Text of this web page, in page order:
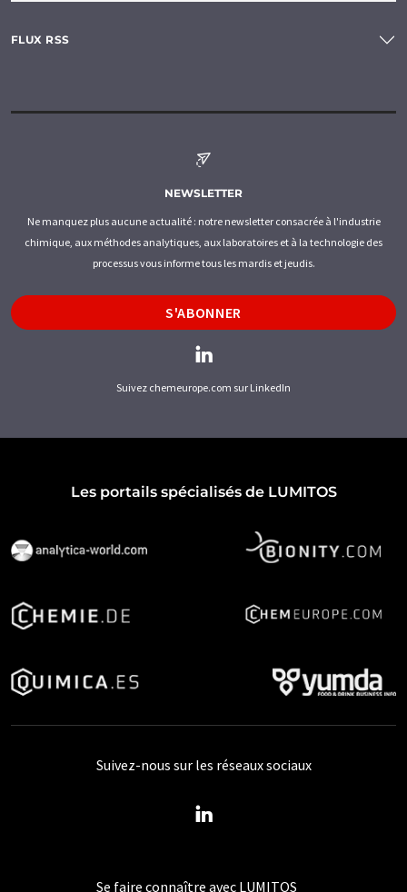
FLUX RSS
NEWSLETTER
Ne manquez plus aucune actualité : notre newsletter consacrée à l'industrie
chimique, aux méthodes analytiques, aux laboratoires et à la technologie des
processus vous informe tous les mardis et jeudis.
S'ABONNER
Suivez chemeurope.com sur LinkedIn
Les portails spécialisés de LUMITOS
Se faire connaître avec LUMITOS
Suivez-nous sur les réseaux sociaux